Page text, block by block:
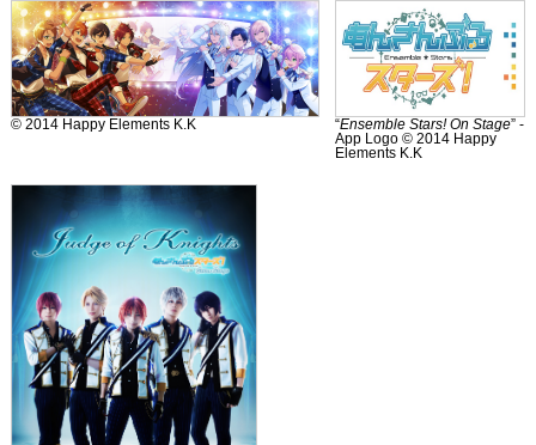
© 2014 Happy Elements K.K “Ensemble Stars! On Stage” -
App Logo © 2014 Happy
Elements K.K